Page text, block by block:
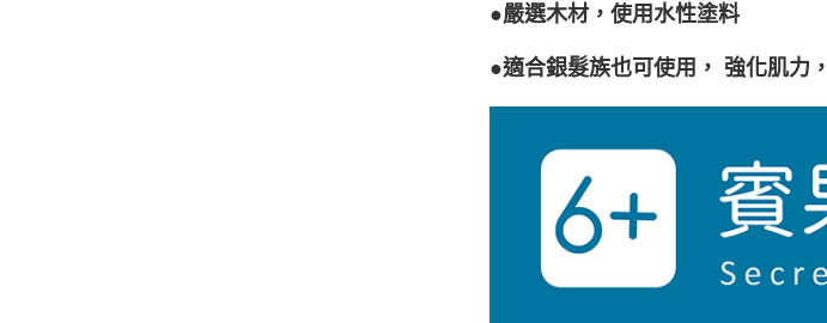
●嚴選木材，使用水性塗料
●適合銀髮族也可使用， 強化肌力